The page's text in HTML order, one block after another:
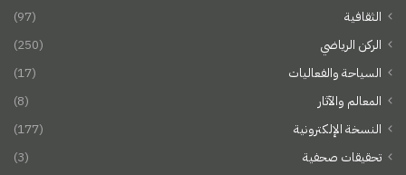
الثقافية
(97)
الركن الرياضي
(250)
السياحة والفعاليات
(17)
المعالم والآثار
(8)
النسخة الإلكترونية
(177)
تحقيقات صحفية
(3)